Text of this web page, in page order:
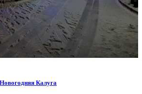
Калуга